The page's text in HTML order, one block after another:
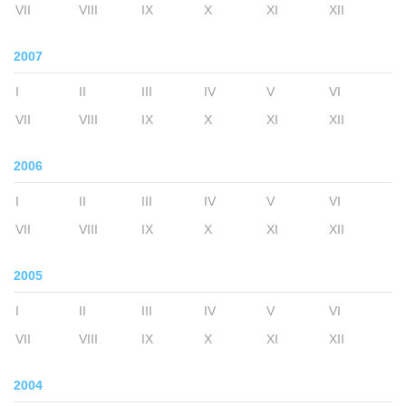
VII
VIII IX X XI XII
2007
I II III IV V
VI
VII
VIII IX X XI XII
2006
I II III IV V
VI
VII
VIII IX X XI XII
2005
I II III IV V
VI
VII
VIII IX X XI XII
2004